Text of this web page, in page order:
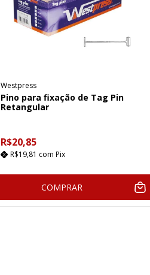
Westpress
Pino para fixação de Tag Pin
Retangular
R$20,85
R$19,81 com Pix
COMPRAR